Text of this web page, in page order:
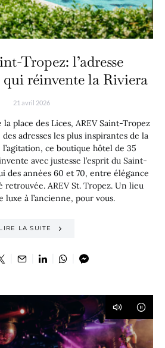
Tropez: l’adresse
réinvente la Riviera
21 avril 2026
place des Lices, AREV Saint-Tropez
des adresses les plus inspirantes de la
l’agitation, ce boutique hôtel de 35
avec justesse l’esprit du Saint-
des années 60 et 70, entre élégance
AREV St. Tropez. Un lieu
luxe à l’ancienne, pour vous.
LIRE LA SUITE